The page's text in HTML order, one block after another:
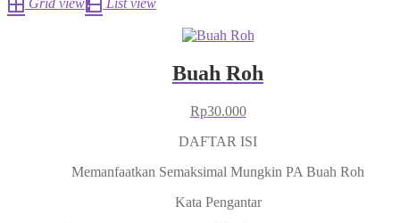
Grid view
List view
Buah Roh
Rp30.000
DAFTAR ISI
Memanfaatkan Semaksimal Mungkin PA Buah Roh
Kata Pengantar